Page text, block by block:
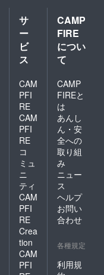
１：宗
教画に
入れた
いモ
チーフ
点）
２：ス
ペシャ
ルサン
クス枠
に入れ
たいあ
なたの
お名前
（仮名
OK）
なりま
す。
「アク
リル製
のぞき
両面に
牧師さ
んのイ
ラスト
が施さ
れたア
クリル
製のア
クリル
コマに
なりま
す。 ★
お願い
★ 支援
時の
「備考
以下の2
項目を
ご記入
お願い
フォー
トカ
ラーズ
ガーメ
ントダ
イTシャ
ツ 印
ルクス
クリー
ン（表1
版/裏1
版）
「プレ
イマッ
ト」 高
品質な
ラバー
製プレ
イマッ
ト。
「アク
リル製
スタン
ド」 悪
魔とロ
リータ
ルクス
クリー
ン（表1
版/裏1
版）
「プレ
イマッ
品質な
ラバー
製プレ
イマッ
トにな
りま
す。
カード
枠が印
刷され
たマッ
トと
なって
おり、
遊びや
すさが
しま
「アク
Bパ
ターン-
ボディ/
グレー
（Pepp
er）＋
デザイ
ラック
ディ：
コン
フォー
トカ
ラーズ
ガーメ
ントダ
イTシャ
ツ 印
刷：シ
ルクス
クリー
ン（表1
版/裏1
「プレ
ト」 高
サ
ー
ビ
ス
CAM
PFI
RE
CAM
PFI
RE
コ
ミュ
ニ
ティ
CAM
PFI
RE
Crea
tion
CAM
PFI
CAMP
FIRE
につい
て
CAMP
FIREと
は
あんし
ん・安
全への
取り組
み
ニュー
ス
ヘルプ
お問い
合わせ
各種規定
利用規